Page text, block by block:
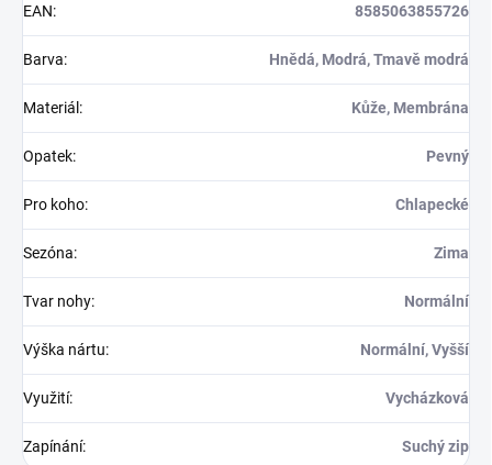
EAN: 8585063855726
Barva: Hnědá, Modrá, Tmavě modrá
Materiál : Kůže, Membrána
Opatek: Pevný
Pro koho: Chlapecké
Sezóna: Zima
Tvar nohy: Normální
Výška nártu: Normální, Vyšší
Využití: Vycházková
Zapínání: Suchý zip